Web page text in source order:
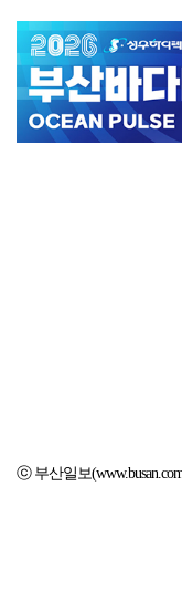
ⓒ 부산일보